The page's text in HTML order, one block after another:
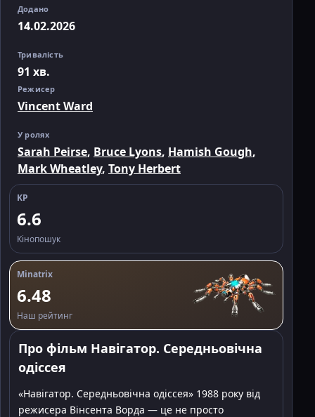
Додано
14.02.2026
Тривалість
91 хв.
Режисер
Vincent Ward
У ролях
Sarah Peirse, Bruce Lyons, Hamish Gough,
Mark Wheatley, Tony Herbert
KP
6.6
Кінопошук
Minatrix
6.48
Наш рейтинг
Про фільм Навігатор. Середньовічна
одіссея
«Навігатор. Середньовічна одіссея» 1988 року від
режисера Вінсента Ворда — це не просто